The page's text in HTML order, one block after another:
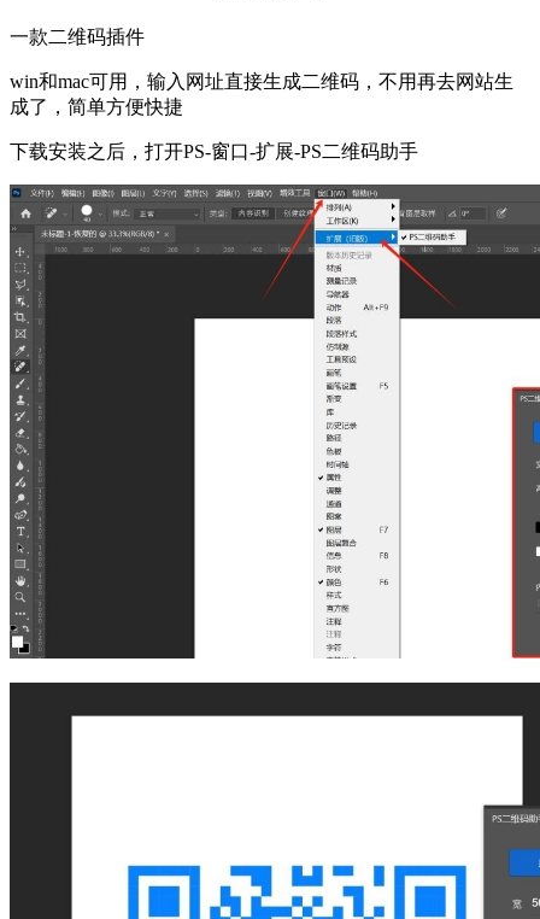
一款二维码插件
win和mac可用，输入网址直接生成二维码，不用再去网站生
成了，简单方便快捷
下载安装之后，打开PS-窗口-扩展-PS二维码助手